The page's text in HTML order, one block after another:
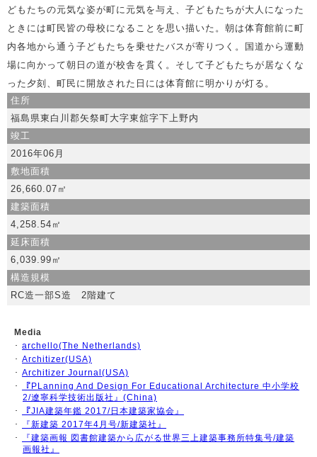
どもたちの元気な姿が町に元気を与え、子どもたちが大人になった
ときには町民皆の母校になることを思い描いた。朝は体育館前に町
内各地から通う子どもたちを乗せたバスが寄りつく。国道から運動
場に向かって朝日の道が校舎を貫く。そして子どもたちが居なくな
った夕刻、町民に開放された日には体育館に明かりが灯る。
住所
福島県東白川郡矢祭町大字東舘字下上野内
竣工
2016年06月
敷地面積
26,660.07㎡
建築面積
4,258.54㎡
延床面積
6,039.99㎡
構造規模
RC造一部S造 2階建て
Media
･ archello(The Netherlands)
･ Architizer(USA)
･ Architizer Journal(USA)
･
『PLanning And Design For Educational Architecture 中小学校
2/遼寧科学技術出版社』(China)
･
『JIA建築年鑑 2017/日本建築家協会』
･
『新建築 2017年4月号/新建築社』
･
『建築画報 図書館建築から広がる世界三上建築事務所特集号/建築
画報社』